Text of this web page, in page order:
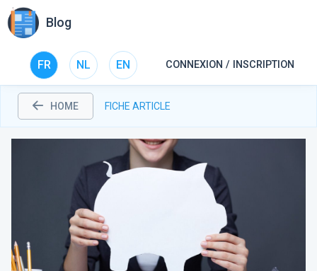
Blog
FR NL EN CONNEXION / INSCRIPTION
HOME FICHE ARTICLE